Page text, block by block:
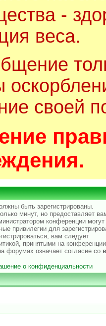
-
веса.
своей
быть зарегистрированы.
минут, но предоставляет
конференции
привилегии для
вам следует
принятыми на
форумах означает согласие со
о конфиденциальности